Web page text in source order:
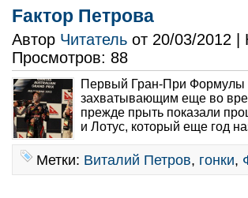
Fактор Петрова
Автор Читатель от 20/03/2012
Просмотров: 88
Первый Гран-При Формулы
захватывающим еще во
прежде прыть показали
и Лотус, который еще год
Метки: Виталий Петров, гонки,